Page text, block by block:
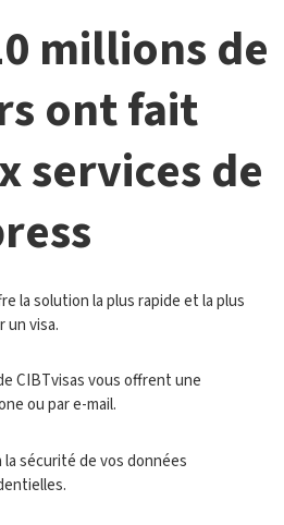
millions de
ont fait
services de
la solution la plus rapide et la plus
un visa.
CIBTvisas vous offrent une
ou par e-mail.
la sécurité de vos données